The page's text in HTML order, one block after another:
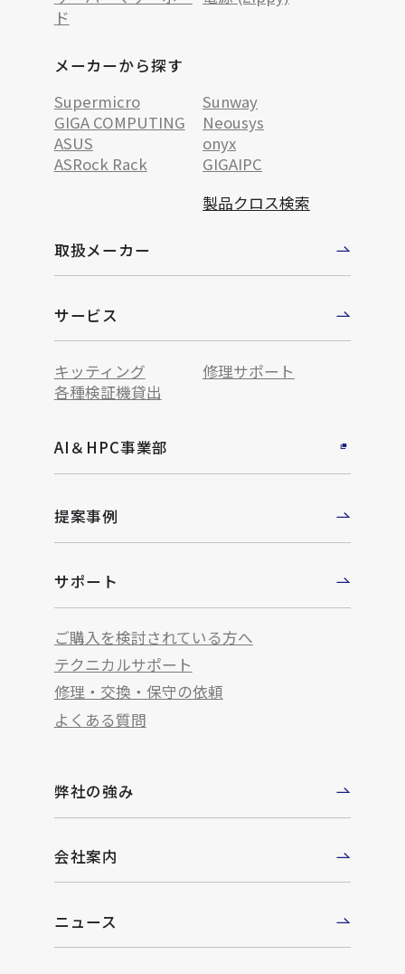
ド
メーカーから探す
Supermicro
Sunway
GIGA COMPUTING
Neousys
ASUS
onyx
ASRock Rack
GIGAIPC
製品クロス検索
取扱メーカー
サービス
キッティング
修理サポート
各種検証機貸出
AI＆HPC事業部
提案事例
サポート
ご購入を検討されている方へ
テクニカルサポート
修理・交換・保守の依頼
よくある質問
弊社の強み
会社案内
ニュース